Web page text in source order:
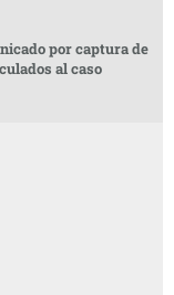
por captura de
al caso